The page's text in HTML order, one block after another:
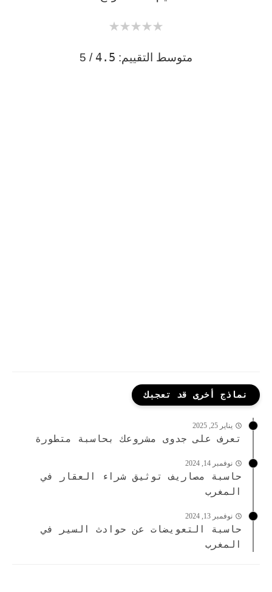
★
★
★
★
★
متوسط التقييم: 4.5
/ 5
نماذج أخرى قد تعجبك
يناير 25, 2025
تعرف على جدوى مشروعك بحاسبة متطورة
نوفمبر 14, 2024
حاسبة مصاريف توثيق شراء العقار في
المغرب
نوفمبر 13, 2024
حاسبة التعويضات عن حوادث السير في
المغرب